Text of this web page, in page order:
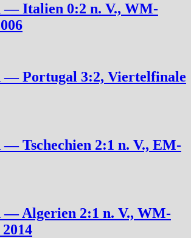
— Italien 0:2 n. V., WM-
— Portugal 3:2, Viertelfinale
— Tschechien 2:1 n. V., EM-
— Algerien 2:1 n. V., WM-